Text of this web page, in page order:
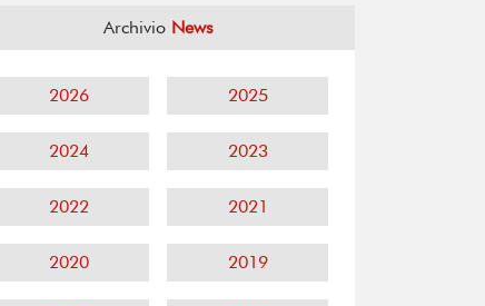
Archivio News
2026 2025
2024 2023
2022 2021
2020 2019